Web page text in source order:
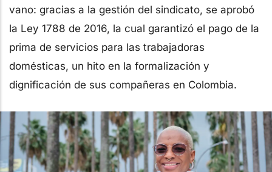
vano: gracias a la gestión del sindicato, se aprobó
la Ley 1788 de 2016, la cual garantizó el pago de la
prima de servicios para las trabajadoras
domésticas, un hito en la formalización y
dignificación de sus compañeras en Colombia.